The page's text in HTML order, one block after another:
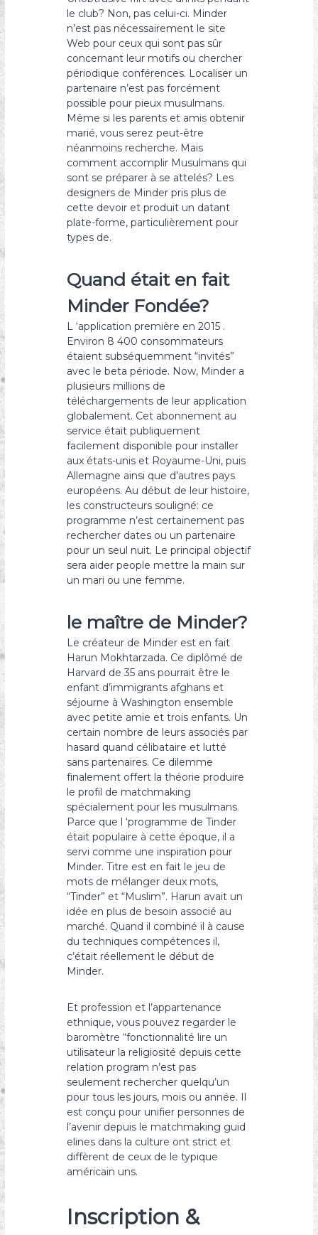
le club? Non, pas celui-ci. Minder
n’est pas nécessairement le site
Web pour ceux qui sont pas sûr
concernant leur motifs ou chercher
périodique conférences. Localiser un
partenaire n’est pas forcément
possible pour pieux musulmans.
Même si les parents et amis obtenir
marié, vous serez peut-être
néanmoins recherche. Mais
comment accomplir Musulmans qui
sont se préparer à se attelés? Les
designers de Minder pris plus de
cette devoir et produit un datant
plate-forme, particulièrement pour
types de.
Quand était en fait
Minder Fondée?
L ‘application première en 2015 .
Environ 8 400 consommateurs
étaient subséquemment “invités”
avec le beta période. Now, Minder a
plusieurs millions de
téléchargements de leur application
globalement. Cet abonnement au
service était publiquement
facilement disponible pour installer
aux états-unis et Royaume-Uni, puis
Allemagne ainsi que d’autres pays
européens. Au début de leur histoire,
les constructeurs souligné: ce
programme n’est certainement pas
rechercher dates ou un partenaire
pour un seul nuit. Le principal objectif
sera aider people mettre la main sur
un mari ou une femme.
le maître de Minder?
Le créateur de Minder est en fait
Harun Mokhtarzada. Ce diplômé de
Harvard de 35 ans pourrait être le
enfant d’immigrants afghans et
séjourne à Washington ensemble
avec petite amie et trois enfants. Un
certain nombre de leurs associés par
hasard quand célibataire et lutté
sans partenaires. Ce dilemme
finalement offert la théorie produire
le profil de matchmaking
spécialement pour les musulmans.
Parce que l ‘programme de Tinder
était populaire à cette époque, il a
servi comme une inspiration pour
Minder. Titre est en fait le jeu de
mots de mélanger deux mots,
“Tinder” et “Muslim”. Harun avait un
idée en plus de besoin associé au
marché. Quand il combiné il à cause
du techniques compétences il,
c’était réellement le début de
Minder.
Et profession et l’appartenance
ethnique, vous pouvez regarder le
baromètre “fonctionnalité lire un
utilisateur la religiosité depuis cette
relation program n’est pas
seulement rechercher quelqu’un
pour tous les jours, mois ou année. Il
est conçu pour unifier personnes de
l’avenir depuis le matchmaking guid
elines dans la culture ont strict et
diffèrent de ceux de le typique
américain uns.
Inscription &